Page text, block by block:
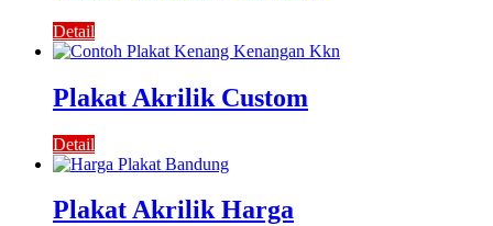
Detail
Plakat Akrilik Custom
Detail
Plakat Akrilik Harga